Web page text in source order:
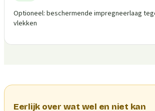
Optioneel: beschermende impregneerlaag
vlekken
Eerlijk over wat wel en niet kan